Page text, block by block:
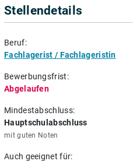
Stellendetails
Beruf:
Fachlagerist / Fachlageristin
Bewerbungsfrist:
Abgelaufen
Mindestabschluss:
Hauptschulabschluss
mit guten Noten
Auch geeignet für: